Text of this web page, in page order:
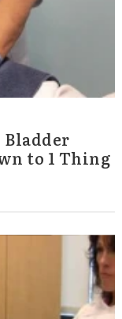
to 1 Thing